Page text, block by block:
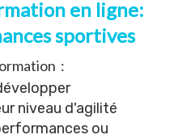
en ligne:
sportives
:
niveau d'agilité
ou